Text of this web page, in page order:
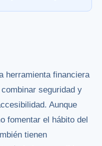
herramienta financiera
seguridad y
Aunque
fomentar el hábito del
tienen